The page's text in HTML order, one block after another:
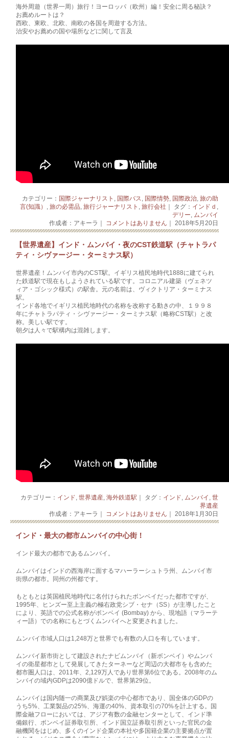
海外周遊（世界一周）旅行！ヨーロッパ（欧州）編！安全に周る秘訣？
お薦めルートは？
西欧、東欧、北欧、南欧の各国を周遊する方法。
治安やお薦めの国や場所などに関して言及
カテゴリー： 国際ジャーナリスト , 国際バス, 国際情勢, 国際政治, 旅の助
言(知識） , 旅の必需品, 旅行ジャーナリスト , 旅行会社 ｜ タグ： インドｄ ,
デリー, ムンバイ
作成者：アキーラ｜ コメントはありません ｜ 2018年5月20日
【世界遺産】インド・ムンバイ・夜のCST鉄道駅（チャトラパ
ティ・シヴァージー・ターミナス駅）
世界遺産！ムンバイ市内のCST駅。イギリス植民地時代1888に建てられ
た鉄道駅で現在もしようされている駅です。コロニアル建築（ヴェネツ
ィア・ゴシック様式）の駅舎。元の名前は、ヴィクトリア・ターミナス
駅。
インド各地でイギリス植民地時代の名称を改称する動きの中、１９９８
年にチャトラパティ・シヴァージー・ターミナス駅（略称CST駅）と改
称。美しい駅です。
朝夕は人々で駅構内は混雑します。
カテゴリー： インド, 世界遺産, 海外鉄道駅 ｜ タグ： インド, ムンバイ , 世
界遺産
作成者：アキーラ｜ コメントはありません ｜ 2018年1月30日
インド・最大の都市ムンバイの中心街！
インド最大の都市であるムンバイ。
ムンバイはインドの西海岸に面するマハーラーシュトラ州、ムンバイ市
街県の都市­。同州の州都です。
もともとは英国植民地時代に名付けられたボンベイだった都市ですが、
1995年、ヒンズー至上主義の極右政党シブ・セナ（SS）が主導したこと
により、英­語での公式名称がボンベイ (Bombay) から、現地語（マラーテ
ィー語）での名称にもとづくムンバイへと変更されました。
ムンバイ市域人口は1,248万と世界でも有数の人口を有しています。
ムンバイ新市街として建設されたナビ­ムンバイ（新ボンベイ）やムンバ
イの衛星都市として発展してきたターネーなど周辺の大­都市をも含めた
都市圏人口は、2011年、2,129万人であり世界第6位である。2­008年のム
ンバイの域内GDPは2090億ドルで、世界第29位。
ムンバイは国内随一の商業及び娯楽の中心都市であり、国全体のGDPの
うち5%、工業­製品の25%、海運の40%、資本取引の70%を計上する。国
際金融フローにおいては­、アジア有数の金融センターとして、インド準
備銀行、ボンベイ証券取引所、インド国立­証券取引所といった官民の金
融機関をはじめ、多くのインド企業の本社や多国籍企業の主­要拠点が置